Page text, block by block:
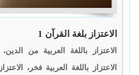
الاعتزاز بلغة القرآن 1
الاعتزاز باللغة العربية من
الاعتزاز باللغة العربية فخر،